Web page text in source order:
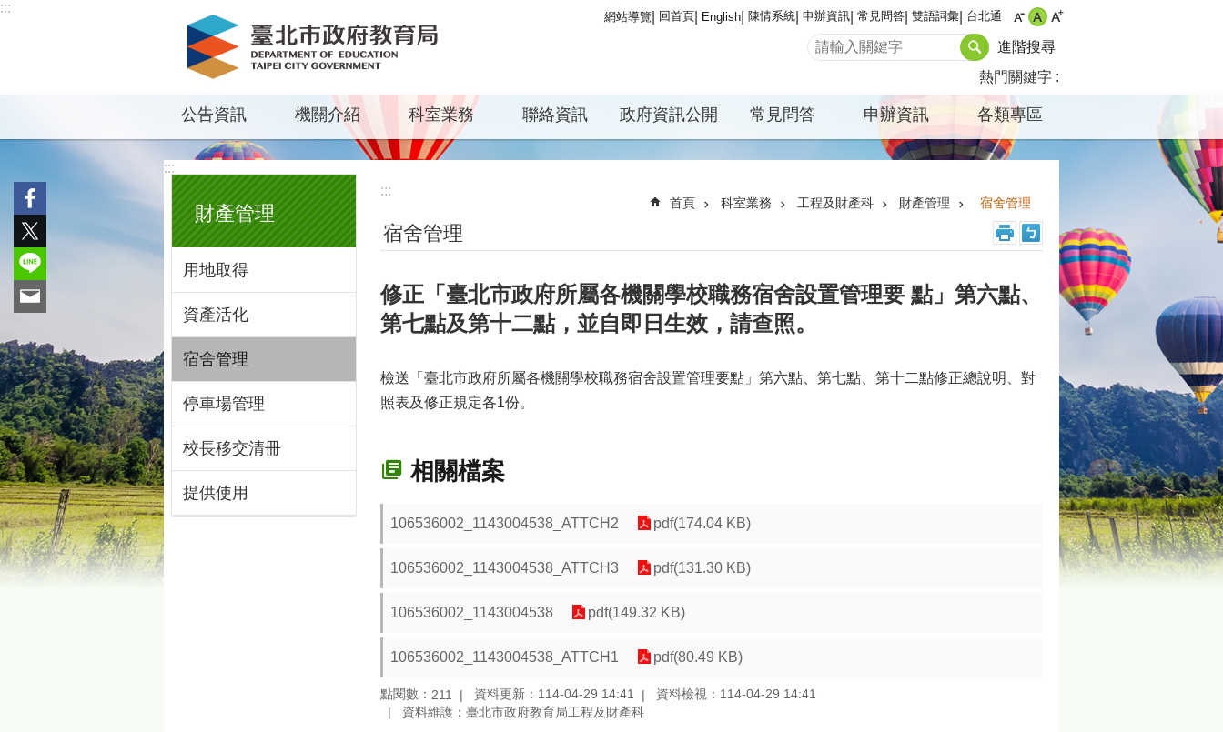
跳到主要內容區塊
:::
網站導覽 回首頁 English 陳情系統 申辦資訊 常見問答 雙語詞彙 台北通
進階搜尋
熱門關鍵字
公告資訊 機關介紹 科室業務 聯絡資訊 政府資訊公開 常見問答 申辦資訊 各類專區
:::
財產管理
用地取得
資產活化
宿舍管理
停車場管理
校長移交清冊
提供使用
:::
首頁 科室業務 工程及財產科 財產管理 宿舍管理
宿舍管理
修正「臺北市政府所屬各機關學校職務宿舍設置管理要 點」第六點、
第七點及第十二點，並自即日生效，請查照。
檢送「臺北市政府所屬各機關學校職務宿舍設置管理要點」第六點、第七點、第十二點修正總說明、對
照表及修正規定各1份。
相關檔案
106536002_1143004538_ATTCH2 pdf(174.04 KB)
106536002_1143004538_ATTCH3 pdf(131.30 KB)
106536002_1143004538 pdf(149.32 KB)
106536002_1143004538_ATTCH1 pdf(80.49 KB)
點閱數： 211 資料更新：114-04-29 14:41
資料檢視：114-04-29 14:41
資料維護：臺北市政府教育局工程及財產科